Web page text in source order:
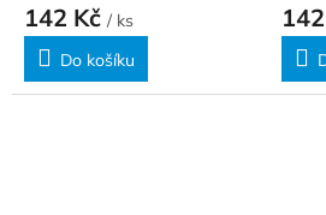
142 Kč / ks
Do košíku